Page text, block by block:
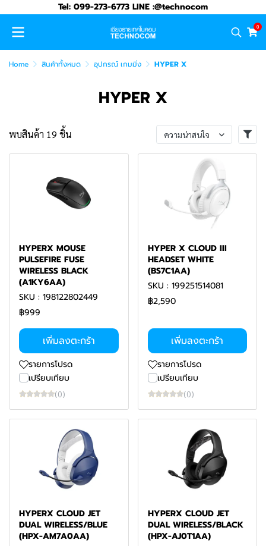
Tel: 099-273-6773 LINE :@technocom
0
Home สินค้าทั้งหมด อุปกรณ์ เกมมิ่ง HYPER X
HYPER X
พบสินค้า 19 ชิ้น ความน่าสนใจ
HYPERX MOUSE
PULSEFIRE FUSE
WIRELESS BLACK
(A1KY6AA)
SKU : 198122802449
฿999
เพิ่มลงตะกร้า
รายการโปรด
เปรียบเทียบ
(0)
HYPER X CLOUD III
HEADSET WHITE
(BS7C1AA)
SKU : 199251514081
฿2,590
เพิ่มลงตะกร้า
รายการโปรด
เปรียบเทียบ
(0)
HYPERX CLOUD JET
DUAL WIRELESS/BLUE
(HPX-AM7A0AA)
HYPERX CLOUD JET
DUAL WIRELESS/BLACK
(HPX-AJ0T1AA)